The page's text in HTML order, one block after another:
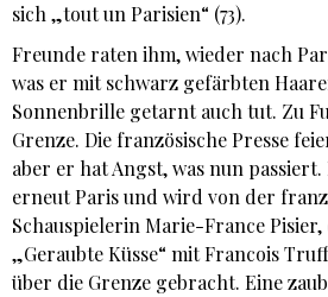
sich „tout un Parisien“ (73).
Freunde raten ihm, wieder nach
was er mit schwarz gefärbten
Sonnenbrille getarnt auch tut. Zu
Grenze. Die französische Presse
aber er hat Angst, was nun
erneut Paris und wird von der
Schauspielerin Marie-France
„Geraubte Küsse“ mit Francois
über die Grenze gebracht. Eine